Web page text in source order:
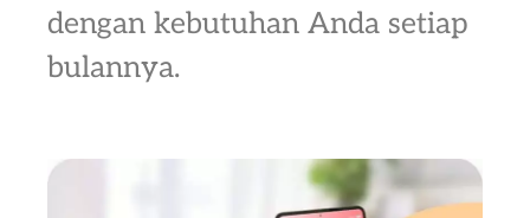
dengan kebutuhan Anda setiap
bulannya.